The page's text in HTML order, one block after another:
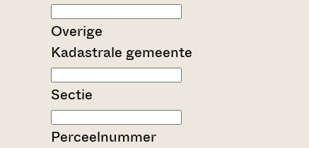
Overige
Kadastrale gemeente
Sectie
Perceelnummer